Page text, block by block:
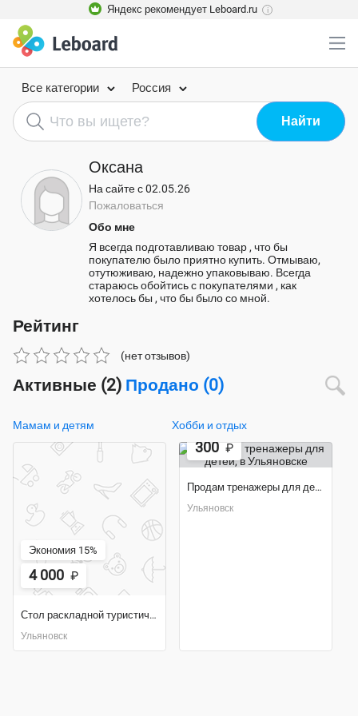
Яндекс рекомендует Leboard.ru i
Все категории Россия
Оксана
На сайте с 02.05.26
Пожаловаться
Обо мне
Я всегда подготавливаю товар , что бы
покупателю было приятно купить. Отмываю,
отутюживаю, надежно упаковываю. Всегда
стараюсь обойтись с покупателями , как
хотелось бы , что бы было со мной.
Рейтинг
(нет отзывов)
Активные (2) Продано (0)
Мамам и детям Хобби и отдых
Экономия 15%
4 000 ₽
Стол раскладной туристический
Ульяновск
Экономия 70%
300 ₽
Продам тренажеры для детей
Ульяновск